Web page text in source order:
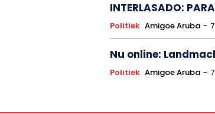
INTERLASADO:
Politiek Amigoe Aruba -
Nu online:
Politiek Amigoe Aruba -